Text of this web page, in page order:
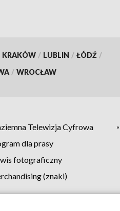
KRAKÓW / LUBLIN / ŁÓDŹ /
/ WROCŁAW
Telewizja Cyfrowa
dla prasy
fotograficzny
(znaki)